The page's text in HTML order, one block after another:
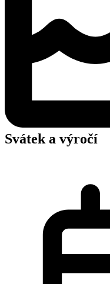
Svátek a výročí